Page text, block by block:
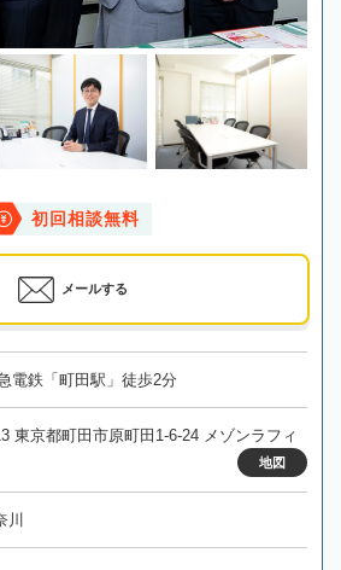
初回相談無料
メールする
電鉄「町田駅」徒歩2分
東京都町田市原町田1-6-24 メゾンラフィ
地図
川